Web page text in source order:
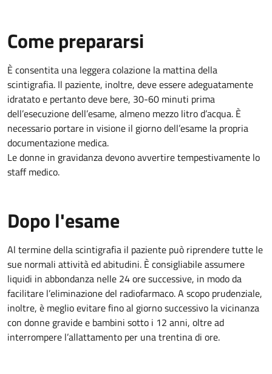
Come prepararsi
È consentita una leggera colazione la mattina della
scintigrafia. Il paziente, inoltre, deve essere adeguatamente
idratato e pertanto deve bere, 30-60 minuti prima
dell’esecuzione dell’esame, almeno mezzo litro d’acqua. È
necessario portare in visione il giorno dell’esame la propria
documentazione medica.
Le donne in gravidanza devono avvertire tempestivamente lo
staff medico.
Dopo l'esame
Al termine della scintigrafia il paziente può riprendere tutte le
sue normali attività ed abitudini. È consigliabile assumere
liquidi in abbondanza nelle 24 ore successive, in modo da
facilitare l’eliminazione del radiofarmaco. A scopo prudenziale,
inoltre, è meglio evitare fino al giorno successivo la vicinanza
con donne gravide e bambini sotto i 12 anni, oltre ad
interrompere l’allattamento per una trentina di ore.